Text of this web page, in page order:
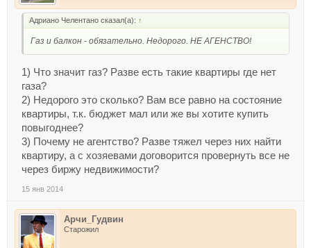
Адриано Челентано сказал(а): ↑
Газ и балкон - обязательно. Недорого. НЕ АГЕНСТВО!
1) Что значит газ? Разве есть такие квартиры где нет
газа?
2) Недорого это сколько? Вам все равно на состояние
квартиры, т.к. бюджет мал или же вы хотите купить
повыгоднее?
3) Почему не агентство? Разве тяжел через них найти
квартиру, а с хозяевами договорится провернуть все не
через биржу недвижимости?
15 янв 2014
Арчи_Гудвин
Старожил